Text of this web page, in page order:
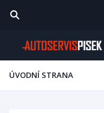
ÚVODNÍ STRANA